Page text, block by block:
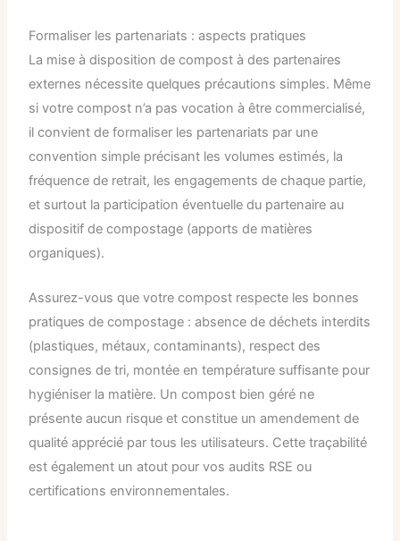
Formaliser les partenariats : aspects pratiques
La mise à disposition de compost à des partenaires
externes nécessite quelques précautions simples. Même
si votre compost n’a pas vocation à être commercialisé,
il convient de formaliser les partenariats par une
convention simple précisant les volumes estimés, la
fréquence de retrait, les engagements de chaque partie,
et surtout la participation éventuelle du partenaire au
dispositif de compostage (apports de matières
organiques).
Assurez-vous que votre compost respecte les bonnes
pratiques de compostage : absence de déchets interdits
(plastiques, métaux, contaminants), respect des
consignes de tri, montée en température suffisante pour
hygiéniser la matière. Un compost bien géré ne
présente aucun risque et constitue un amendement de
qualité apprécié par tous les utilisateurs. Cette traçabilité
est également un atout pour vos audits RSE ou
certifications environnementales.